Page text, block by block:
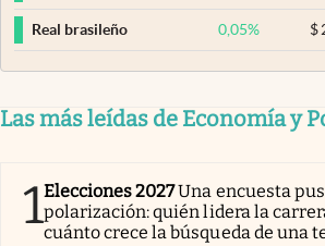
Real brasileño 0,05% $
Las más leídas de Economía y
1Elecciones 2027Una encuesta
polarización: quién lidera la
cuánto crece la búsqueda de una